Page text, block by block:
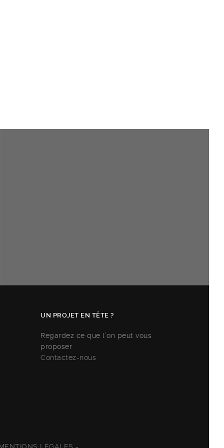
UN PROJET EN TÊTE ?
Regardez ce que l’on peut vous
proposer
Contactez-nous